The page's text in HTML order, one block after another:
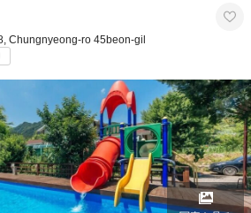
Chungnyeong-ro 45beon-gil